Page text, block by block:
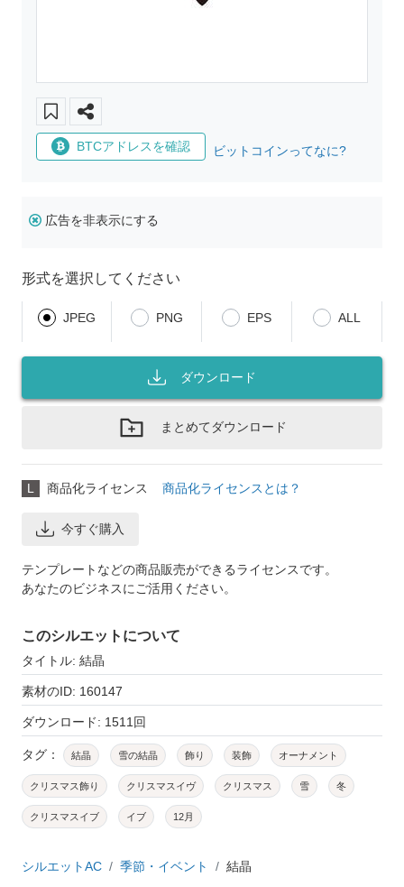
BTCアドレスを確認 ビットコインってなに?
広告を非表示にする
形式を選択してください
JPEG PNG EPS ALL
ダウンロード
まとめてダウンロード
L 商品化ライセンス 商品化ライセンスとは？
今すぐ購入
テンプレートなどの商品販売ができるライセンスです。
あなたのビジネスにご活用ください。
このシルエットについて
タイトル: 結晶
素材のID: 160147
ダウンロード: 1511回
タグ： 結晶 雪の結晶 飾り 装飾 オーナメント
クリスマス飾り クリスマスイヴ クリスマス 雪 冬
クリスマスイブ イブ 12月
シルエットAC 季節・イベント 結晶